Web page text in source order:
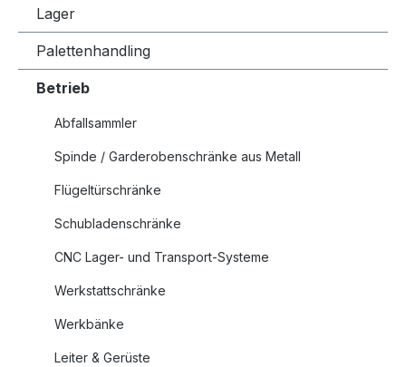
Lager
Palettenhandling
Betrieb
Abfallsammler
Spinde / Garderobenschränke aus Metall
Flügeltürschränke
Schubladenschränke
CNC Lager- und Transport-Systeme
Werkstattschränke
Werkbänke
Leiter & Gerüste